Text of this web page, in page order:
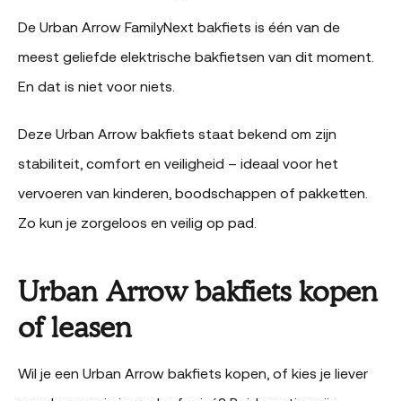
De Urban Arrow FamilyNext bakfiets is één van de
meest geliefde elektrische bakfietsen van dit moment.
En dat is niet voor niets.
Deze Urban Arrow bakfiets staat bekend om zijn
stabiliteit, comfort en veiligheid – ideaal voor het
vervoeren van kinderen, boodschappen of pakketten.
Zo kun je zorgeloos en veilig op pad.
Urban Arrow bakfiets kopen
of leasen
Wil je een Urban Arrow bakfiets kopen, of kies je liever